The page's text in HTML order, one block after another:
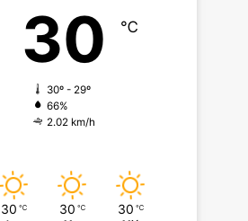
30 ℃
30º - 29º
66%
2.02 km/h
30 ℃ 30 ℃ 30 ℃